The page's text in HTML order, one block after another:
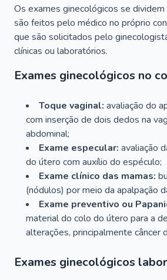
Os exames ginecológicos se
são feitos pelo médico no próprio
que são solicitados pelo
clínicas ou laboratórios.
Exames ginecológicos no
Toque vaginal: avaliação do
com inserção de dois dedos na
abdominal;
Exame especular: avaliação
do útero com auxílio do espéculo;
Exame clínico das mamas:
(nódulos) por meio da apalpação
Exame preventivo ou
material do colo do útero para a
alterações, principalmente câncer
Exames ginecológicos